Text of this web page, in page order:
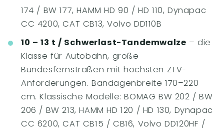
174 / BW 177, HAMM HD 90 / HD 110, Dynapac
CC 4200, CAT CB13, Volvo DD110B
10 – 13 t / Schwerlast-Tandemwalze – die
Klasse für Autobahn, große
Bundesfernstraßen mit höchsten ZTV-
Anforderungen. Bandagenbreite 170–220
cm. Klassische Modelle: BOMAG BW 202 / BW
206 / BW 213, HAMM HD 120 / HD 130, Dynapac
CC 6200, CAT CB15 / CB16, Volvo DD120HF /